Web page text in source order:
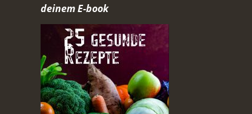
deinem E-book